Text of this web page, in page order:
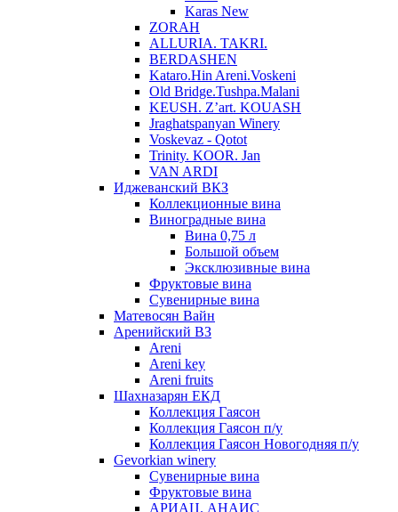
Karas New
ZORAH
ALLURIA. TAKRI.
BERDASHEN
Kataro.Hin Areni.Voskeni
Old Bridge.Tushpa.Malani
KEUSH. Z’art. KOUASH
Jraghatspanyan Winery
Voskevaz - Qotot
Trinity. KOOR. Jan
VAN ARDI
Иджеванский ВКЗ
Коллекционные вина
Виноградные вина
Вина 0,75 л
Большой объем
Эксклюзивные вина
Фруктовые вина
Cувенирные вина
Матевосян Вайн
Аренийский ВЗ
Areni
Areni key
Areni fruits
Шахназарян ЕКД
Коллекция Гаясон
Коллекция Гаясон п/у
Коллекция Гаясон Новогодняя п/у
Gevorkian winery
Сувенирные вина
Фруктовые вина
АРИАЦ. АНАИС